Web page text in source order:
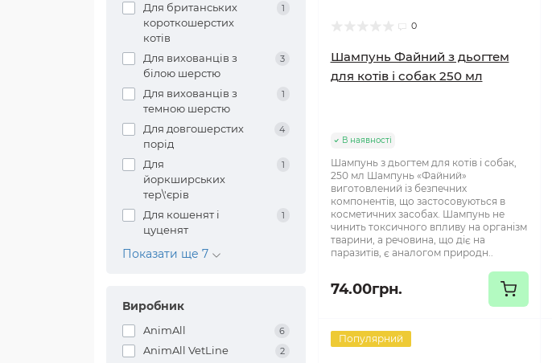
Для британських
короткошерстих
котів
1
Для вихованців з
білою шерстю
3
Для вихованців з
темною шерстю
1
Для довгошерстих
порід
4
Для
йоркширських
тер\'єрів
1
Для кошенят і
цуценят
1
Показати ще 7
Виробник
AnimAll 6
AnimAll VetLine 2
0
Шампунь Файний з дьогтем
для котів і собак 250 мл
В наявності
Шампунь з дьогтем для котів і собак,
250 мл Шампунь «Файний»
виготовлений із безпечних
компонентів, що застосовуються в
косметичних засобах. Шампунь не
чинить токсичного впливу на організм
тварини, а речовина, що діє на
паразитів, є аналогом природн..
74.00грн.
Популярний